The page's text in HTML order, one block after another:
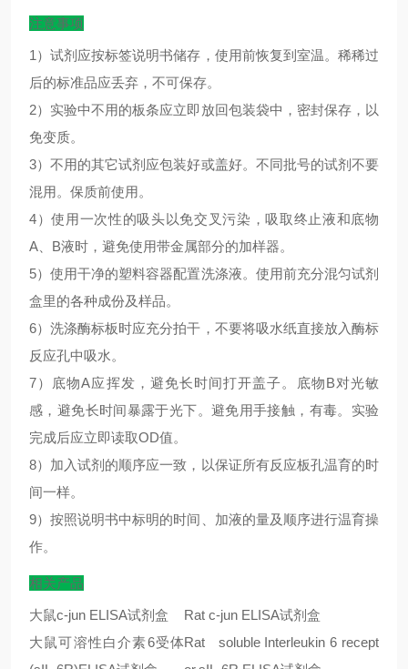
注意事项
1）试剂应按标签说明书储存，使用前恢复到室温。稀稀过
后的标准品应丢弃，不可保存。
2）实验中不用的板条应立即放回包装袋中，密封保存，以
免变质。
3）不用的其它试剂应包装好或盖好。不同批号的试剂不要
混用。保质前使用。
4）使用一次性的吸头以免交叉污染，吸取终止液和底物
A、B液时，避免使用带金属部分的加样器。
5）使用干净的塑料容器配置洗涤液。使用前充分混匀试剂
盒里的各种成份及样品。
6）洗涤酶标板时应充分拍干，不要将吸水纸直接放入酶标
反应孔中吸水。
7）底物A应挥发，避免长时间打开盖子。底物B对光敏
感，避免长时间暴露于光下。避免用手接触，有毒。实验
完成后应立即读取OD值。
8）加入试剂的顺序应一致，以保证所有反应板孔温育的时
间一样。
9）按照说明书中标明的时间、加液的量及顺序进行温育操
作。
相关产品
大鼠c-jun ELISA试剂盒 Rat c-jun ELISA试剂盒
大鼠可溶性白介素6受体Rat soluble Interleukin 6 recept